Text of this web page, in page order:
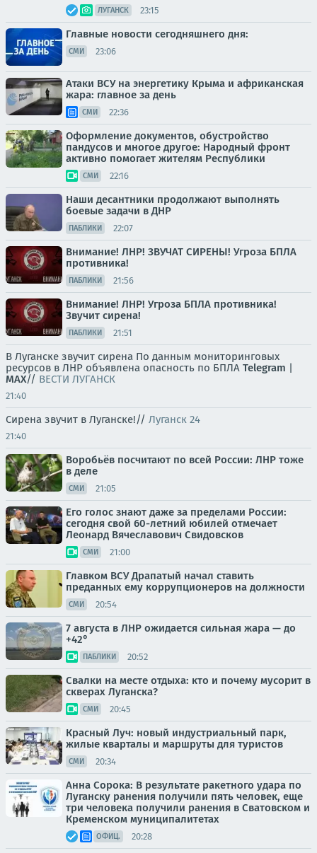
ЛУГАНСК 23:15
Главные новости сегодняшнего дня:
СМИ 23:06
Атаки ВСУ на энергетику Крыма и африканская
жара: главное за день
СМИ 22:36
Оформление документов, обустройство
пандусов и многое другое: Народный фронт
активно помогает жителям Республики
СМИ 22:16
Наши десантники продолжают выполнять
боевые задачи в ДНР
ПАБЛИКИ 22:07
Внимание! ЛНР! ЗВУЧАТ СИРЕНЫ! Угроза БПЛА
противника!
ПАБЛИКИ 21:56
Внимание! ЛНР! Угроза БПЛА противника!
Звучит сирена!
ПАБЛИКИ 21:51
В Луганске звучит сирена По данным мониторинговых
ресурсов в ЛНР объявлена опасность по БПЛА Telegram |
MAX// ВЕСТИ ЛУГАНСК
21:40
Сирена звучит в Луганске!// Луганск 24
21:40
Воробьёв посчитают по всей России: ЛНР тоже
в деле
СМИ 21:05
Его голос знают даже за пределами России:
сегодня свой 60-летний юбилей отмечает
Леонард Вячеславович Свидовсков
СМИ 21:00
Главком ВСУ Драпатый начал ставить
преданных ему коррупционеров на должности
СМИ 20:54
7 августа в ЛНР ожидается сильная жара — до
+42°
ПАБЛИКИ 20:52
Свалки на месте отдыха: кто и почему мусорит в
скверах Луганска?
СМИ 20:45
Красный Луч: новый индустриальный парк,
жилые кварталы и маршруты для туристов
СМИ 20:34
Анна Сорока: В результате ракетного удара по
Луганску ранения получили пять человек, еще
три человека получили ранения в Сватовском и
Кременском муниципалитетах
ОФИЦ. 20:28